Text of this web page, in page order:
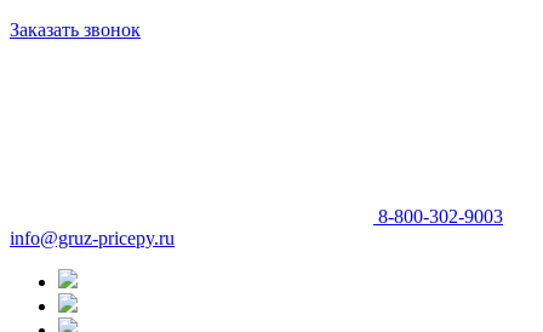
Заказать звонок
8-800-302-9003
info@gruz-pricepy.ru